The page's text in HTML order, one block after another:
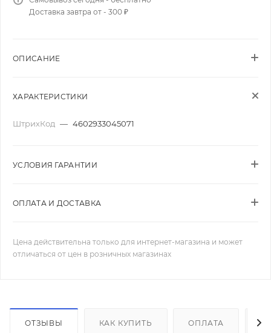
Доставка завтра от - 300 ₽
ОПИСАНИЕ
ХАРАКТЕРИСТИКИ
ШтрихКод — 4602933045071
УСЛОВИЯ ГАРАНТИИ
ОПЛАТА И ДОСТАВКА
Цена действительна только для интернет-магазина и может
отличаться от цен в розничных магазинах
ОТЗЫВЫ КАК КУПИТЬ ОПЛАТА